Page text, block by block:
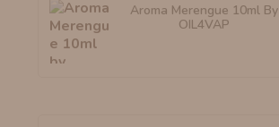
Aroma Merengue 10ml By
OIL4VAP